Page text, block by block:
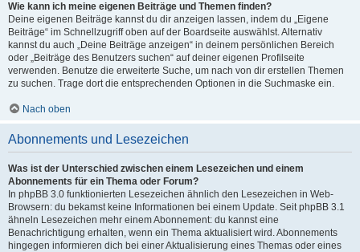
Wie kann ich meine eigenen Beiträge und Themen finden?
Deine eigenen Beiträge kannst du dir anzeigen lassen, indem du „Eigene
Beiträge“ im Schnellzugriff oben auf der Boardseite auswählst. Alternativ
kannst du auch „Deine Beiträge anzeigen“ in deinem persönlichen Bereich
oder „Beiträge des Benutzers suchen“ auf deiner eigenen Profilseite
verwenden. Benutze die erweiterte Suche, um nach von dir erstellen Themen
zu suchen. Trage dort die entsprechenden Optionen in die Suchmaske ein.
Nach oben
Abonnements und Lesezeichen
Was ist der Unterschied zwischen einem Lesezeichen und einem
Abonnements für ein Thema oder Forum?
In phpBB 3.0 funktionierten Lesezeichen ähnlich den Lesezeichen in Web-
Browsern: du bekamst keine Informationen bei einem Update. Seit phpBB 3.1
ähneln Lesezeichen mehr einem Abonnement: du kannst eine
Benachrichtigung erhalten, wenn ein Thema aktualisiert wird. Abonnements
hingegen informieren dich bei einer Aktualisierung eines Themas oder eines